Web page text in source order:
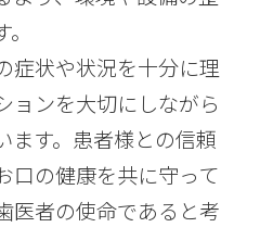
症状や状況を十分に理
ョンを大切にしながら
ます。患者様との信頼
口の健康を共に守って
医者の使命であると考